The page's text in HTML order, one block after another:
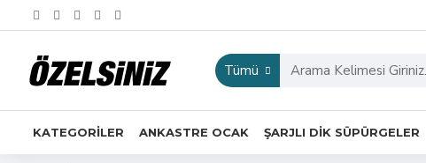
Tümü
KATEGORİLER ANKASTRE OCAK ŞARJLI DIK SÜPÜRGELER